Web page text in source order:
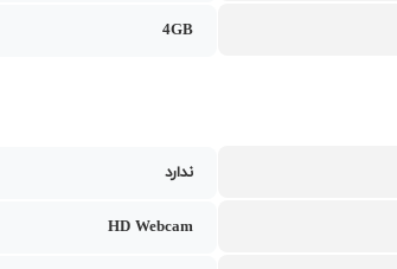
4GB
ندارد
HD Webcam